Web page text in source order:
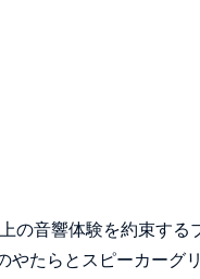
の音響体験を約束する
やたらとスピーカーグ